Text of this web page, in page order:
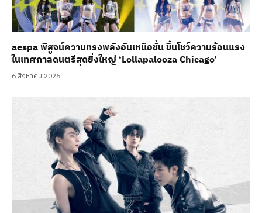
aespa พิสูจน์ความทรงพลังอันเหนือชั้น ขึ้นโชว์ความร้อนแรง
ในเทศกาลดนตรีสุดยิ่งใหญ่ ‘Lollapalooza Chicago’
6 สิงหาคม 2026